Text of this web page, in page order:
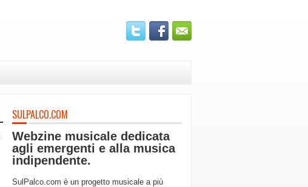
SULPALCO.COM
Webzine musicale dedicata
agli emergenti e alla musica
indipendente.
SulPalco.com è un progetto musicale a più